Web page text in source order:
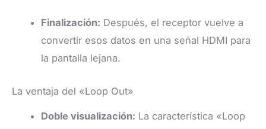
Finalización: Después, el receptor vuelve a
convertir esos datos en una señal HDMI para
la pantalla lejana.
La ventaja del «Loop Out»
Doble visualización: La característica «Loop